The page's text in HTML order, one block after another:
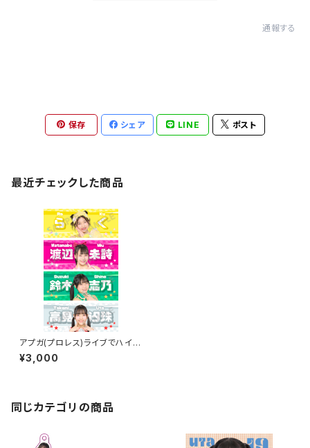
通報する
保存 シェア LINE ポスト
最近チェックした商品
アプガ(プロレス)ライブでハイ!
カワツヨチャンピオン! フェイ
スタオル2026ver.
¥3,000
同じカテゴリの商品